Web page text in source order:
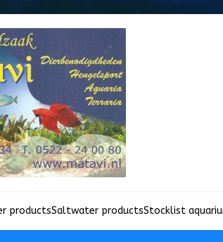
productsSaltwater productsStocklist